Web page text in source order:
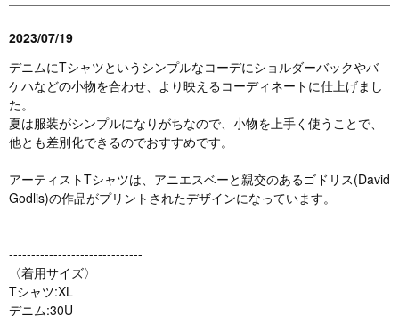
2023/07/19
デニムにTシャツというシンプルなコーデにショルダーバックやバ
ケハなどの小物を合わせ、より映えるコーディネートに仕上げまし
た。
夏は服装がシンプルになりがちなので、小物を上手く使うことで、
他とも差別化できるのでおすすめです。
アーティストTシャツは、アニエスベーと親交のあるゴドリス(David
Godlis)の作品がプリントされたデザインになっています。
------------------------------
〈着用サイズ〉
Tシャツ:XL
デニム:30U